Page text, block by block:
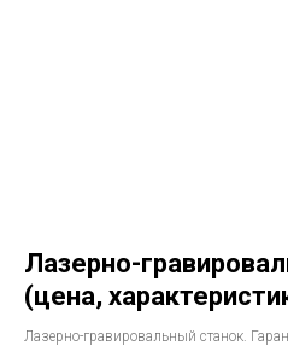
Лазерно-
(цена,
Лазерно-гравировальный станок.